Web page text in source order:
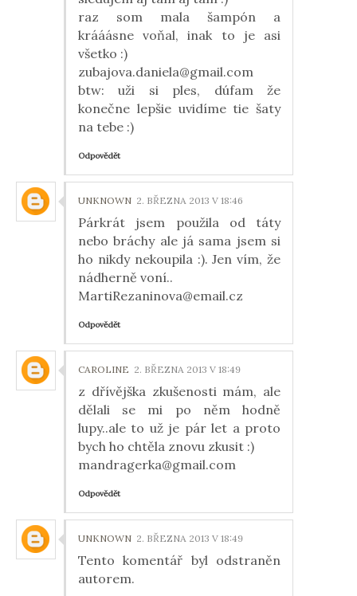
raz som mala šampón a
krááásne voňal, inak to je asi
všetko :)
zubajova.daniela@gmail.com
btw: uži si ples, dúfam že
konečne lepšie uvidíme tie šaty
na tebe :)
Odpovědět
UNKNOWN 2. BŘEZNA 2013 V 18:46
Párkrát jsem použila od táty
nebo bráchy ale já sama jsem si
ho nikdy nekoupila :). Jen vím, že
nádherně voní..
MartiRezaninova@email.cz
Odpovědět
CAROLINE 2. BŘEZNA 2013 V 18:49
z dřívějška zkušenosti mám, ale
dělali se mi po něm hodně
lupy..ale to už je pár let a proto
bych ho chtěla znovu zkusit :)
mandragerka@gmail.com
Odpovědět
UNKNOWN 2. BŘEZNA 2013 V 18:49
Tento komentář byl odstraněn
autorem.